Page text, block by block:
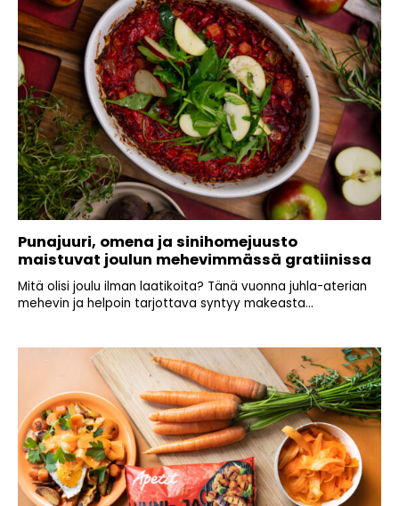
Punajuuri, omena ja sinihomejuusto
maistuvat joulun mehevimmässä gratiinissa
Mitä olisi joulu ilman laatikoita? Tänä vuonna juhla-aterian
mehevin ja helpoin tarjottava syntyy makeasta...